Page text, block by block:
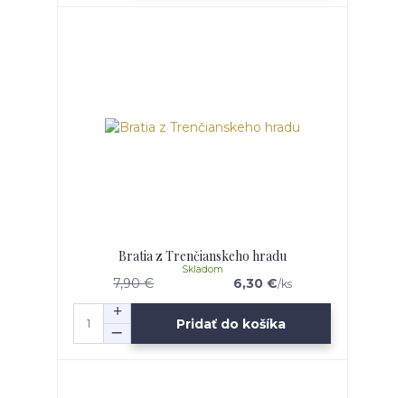
Bratia z Trenčianskeho hradu
7,90 € 6,30 €/ks
Skladom
Pridať do košíka